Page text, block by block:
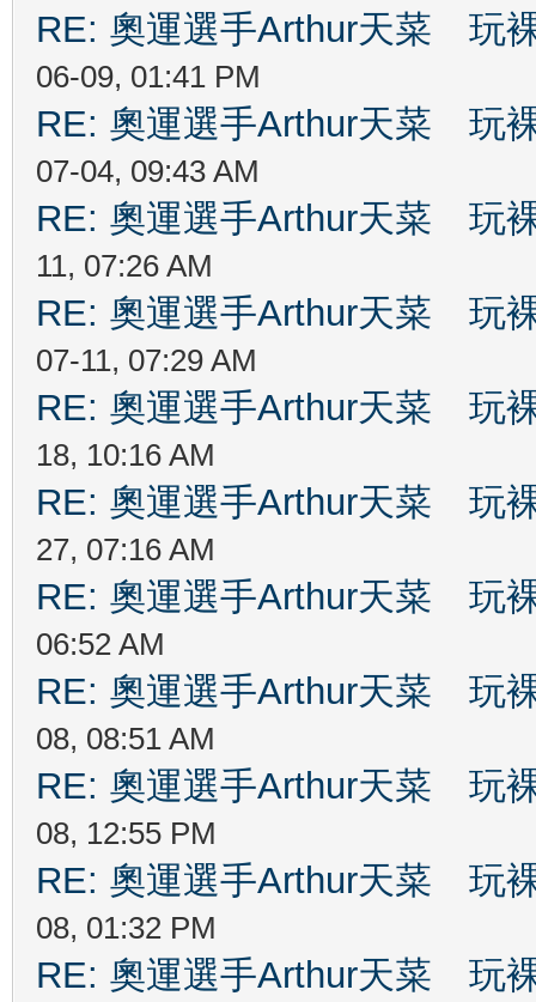
RE: 奧運選手Arthur天菜 玩
06-09, 01:41 PM
RE: 奧運選手Arthur天菜 玩
07-04, 09:43 AM
RE: 奧運選手Arthur天菜 玩
11, 07:26 AM
RE: 奧運選手Arthur天菜 玩
07-11, 07:29 AM
RE: 奧運選手Arthur天菜 玩
18, 10:16 AM
RE: 奧運選手Arthur天菜 玩
27, 07:16 AM
RE: 奧運選手Arthur天菜 玩
06:52 AM
RE: 奧運選手Arthur天菜 玩
08, 08:51 AM
RE: 奧運選手Arthur天菜 玩
08, 12:55 PM
RE: 奧運選手Arthur天菜 玩
08, 01:32 PM
RE: 奧運選手Arthur天菜 玩